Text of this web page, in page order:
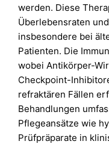
werden. Diese
Überlebensraten
insbesondere bei
Patienten. Die
wobei Antikörper-
Checkpoint-
refraktären Fällen
Behandlungen
Pflegeansätze wie
Prüfpräparate in